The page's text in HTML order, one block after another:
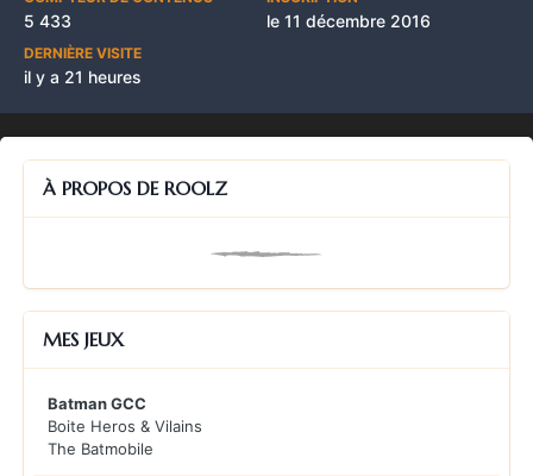
5 433 le 11 décembre 2016
DERNIÈRE VISITE
il y a 21 heures
À PROPOS DE ROOLZ
MES JEUX
Batman GCC
Boite Heros & Vilains
The Batmobile